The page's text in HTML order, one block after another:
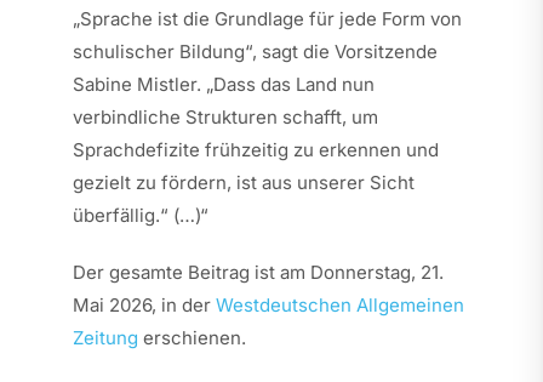
„Sprache ist die Grundlage für jede Form von
schulischer Bildung“, sagt die Vorsitzende
Sabine Mistler. „Dass das Land nun
verbindliche Strukturen schafft, um
Sprachdefizite frühzeitig zu erkennen und
gezielt zu fördern, ist aus unserer Sicht
überfällig.“ (…)“
Der gesamte Beitrag ist am Donnerstag, 21.
Mai 2026, in der Westdeutschen Allgemeinen
Zeitung erschienen.